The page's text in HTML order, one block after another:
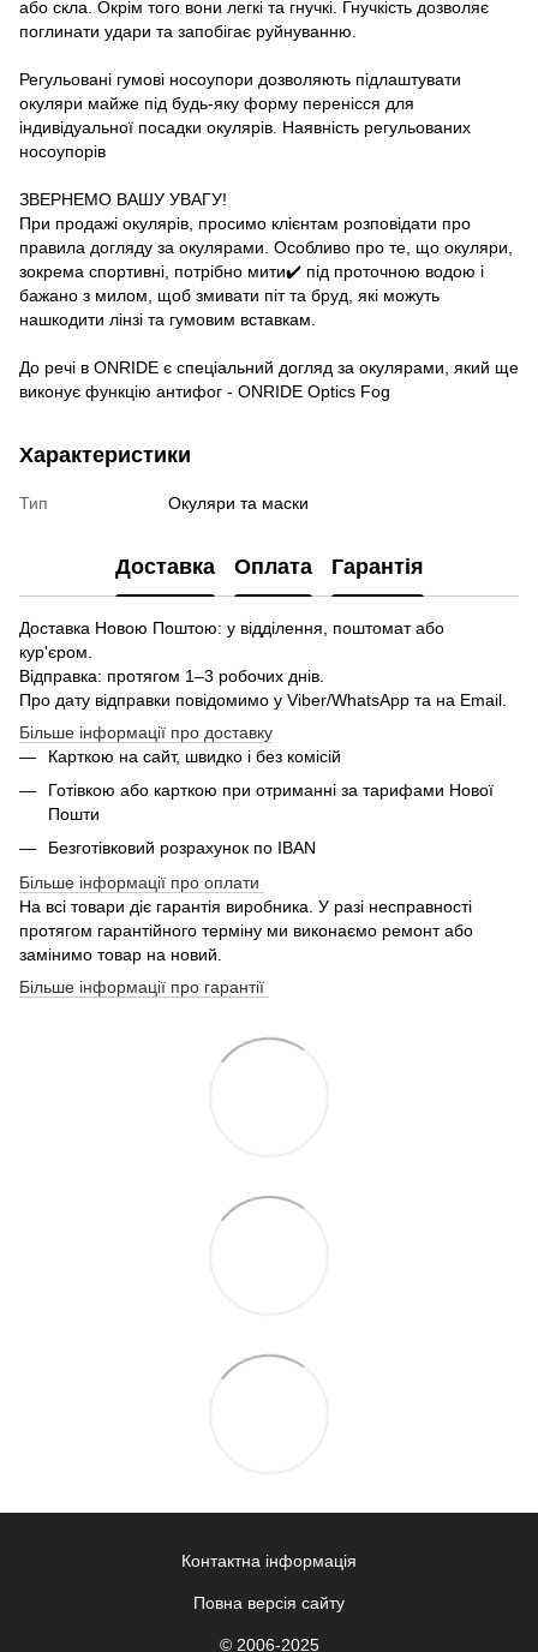
або скла. Окрім того вони легкі та гнучкі. Гнучкість дозволяє
поглинати удари та запобігає руйнуванню.
Регульовані гумові носоупори дозволяють підлаштувати
окуляри майже під будь-яку форму перенісся для
індивідуальної посадки окулярів. Наявність регульованих
носоупорів
ЗВЕРНЕМО ВАШУ УВАГУ!
При продажі окулярів, просимо клієнтам розповідати про
правила догляду за окулярами. Особливо про те, що окуляри,
зокрема спортивні, потрібно мити✔️ під проточною водою і
бажано з милом, щоб змивати піт та бруд, які можуть
нашкодити лінзі та гумовим вставкам.
До речі в ONRIDE є спеціальний догляд за окулярами, який ще
виконує функцію антифог - ONRIDE Optics Fog
Характеристики
Тип Окуляри та маски
Доставка Оплата Гарантія
Доставка Новою Поштою: у відділення, поштомат або
кур'єром.
Відправка: протягом 1–3 робочих днів.
Про дату відправки повідомимо у Viber/WhatsApp та на Email.
Більше інформації про доставку
Карткою на сайт, швидко і без комісій
Готівкою або карткою при отриманні за тарифами Нової
Пошти
Безготівковий розрахунок по IBAN
Більше інформації про оплати
На всі товари діє гарантія виробника. У разі несправності
протягом гарантійного терміну ми виконаємо ремонт або
замінимо товар на новий.
Більше інформації про гарантії
Контактна інформація
Повна версія сайту
© 2006-2025